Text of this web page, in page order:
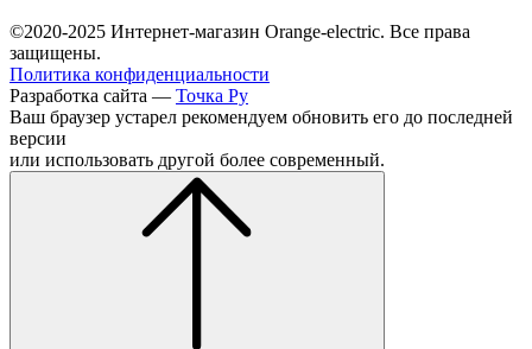
©2020-2025 Интернет-магазин Orange-electric. Все права
защищены.
Политика конфиденциальности
Разработка сайта — Точка Ру
Ваш браузер устарел рекомендуем обновить его до последней
версии
или использовать другой более современный.